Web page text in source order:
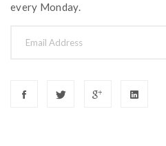
every Monday.